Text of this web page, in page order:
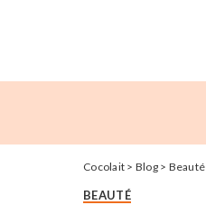
Cocolait > Blog> Beauté
BEAUTÉ